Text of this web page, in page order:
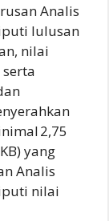
Analis
lulusan
nilai
2,75
yang
Analis
nilai